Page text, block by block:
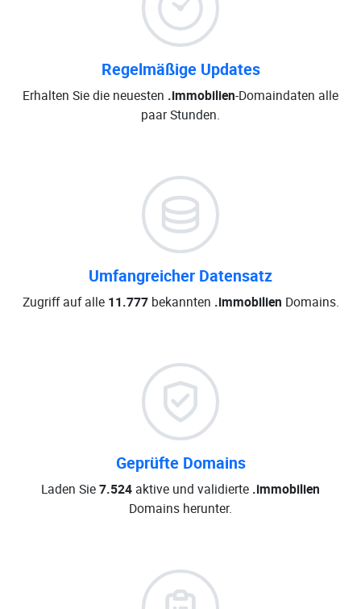
Regelmäßige Updates
Erhalten Sie die neuesten .immobilien-Domaindaten alle
paar Stunden.
Umfangreicher Datensatz
Zugriff auf alle 11.777bekannten .immobilien Domains.
Geprüfte Domains
Laden Sie7.524 aktive und validierte .immobilien
Domains herunter.